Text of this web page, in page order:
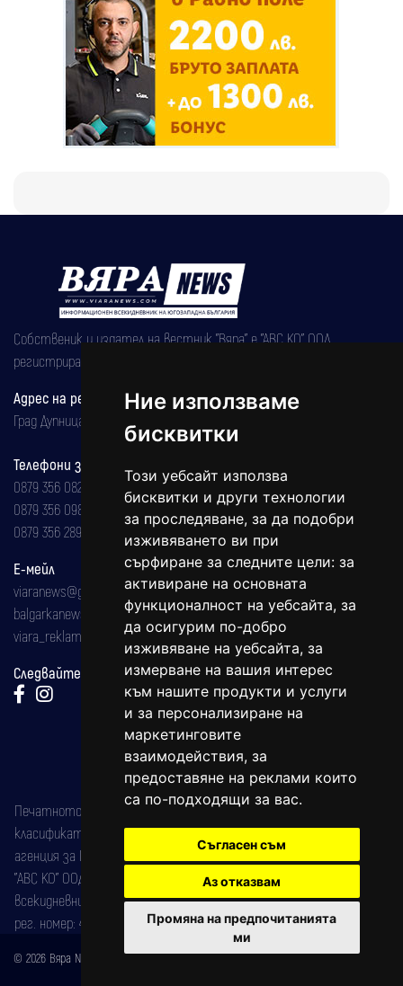
Ние използваме
бисквитки
Този уебсайт използва
бисквитки и други технологии
за проследяване, за да подобри
изживяването ви при
сърфиране за следните цели: за
активиране на основната
функционалност на уебсайта, за
да осигурим по-добро
изживяване на уебсайта, за
измерване на вашия интерес
към нашите продукти и услуги
и за персонализиране на
маркетинговите
взаимодействия, за
предоставяне на реклами които
са по-подходящи за вас.
Съгласен съм
Аз отказвам
Промяна на предпочитанията
ми
Собственик и издател на вестник "Вяра" е "АВС КО" ООД,
регистрирана на 08.05.2002 година.
Адрес на редакцията
Град Дупница, ул.''Христо Ботев" 43
Телефони за реклама и абонаменти
0879 356 082
0879 356 098
0879 356 289
Е-мейл
viaranews@gmail.com
balgarkanews@gmail.com
viara_reklama@mail.bg
Следвайте ни:
Печатното издание на вестника е регистрирано в националния
класификатор на печатните издания (Българска национална
агенция за ISSN) под номер: ISSN 1312-4722.
"АВС КО" ООД е притежател на марката: Вяра информационен
всекидневник на югозападна България, със свидетелство за марка
рег. номер: 47857/11.05.2004 година.
© 2026 Вяра News Всички права запазени!